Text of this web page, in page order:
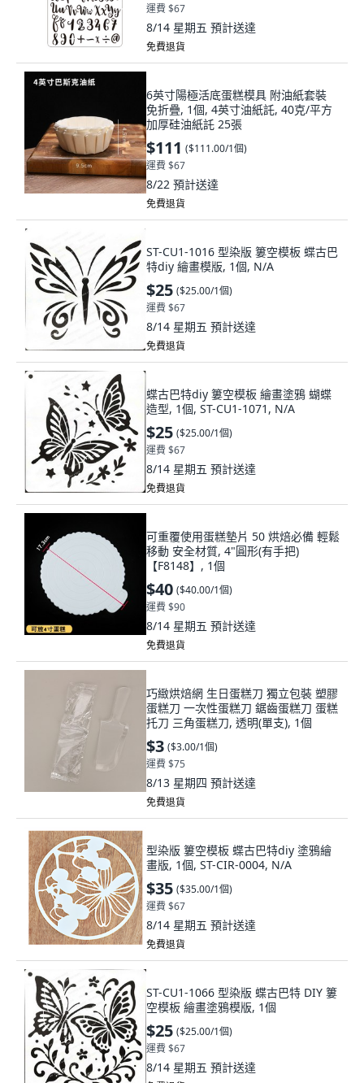
運費 $67
8/14 星期五 預計送達
免費退貨
6英寸陽極活底蛋糕模具 附油紙套裝
免折疊, 1個, 4英寸油紙託, 40克/平方
加厚硅油紙託 25張
$111 ($111.00/1個)
運費 $67
8/22 預計送達
免費退貨
ST-CU1-1016 型染版 簍空模板 蝶古巴
特diy 繪畫模版, 1個, N/A
$25 ($25.00/1個)
運費 $67
8/14 星期五 預計送達
免費退貨
蝶古巴特diy 簍空模板 繪畫塗鴉 蝴蝶
造型, 1個, ST-CU1-1071, N/A
$25 ($25.00/1個)
運費 $67
8/14 星期五 預計送達
免費退貨
可重覆使用蛋糕墊片 50 烘焙必備 輕鬆
移動 安全材質, 4"圓形(有手把)
【F8148】, 1個
$40 ($40.00/1個)
運費 $90
8/14 星期五 預計送達
免費退貨
巧緻烘焙網 生日蛋糕刀 獨立包裝 塑膠
蛋糕刀 一次性蛋糕刀 鋸齒蛋糕刀 蛋糕
托刀 三角蛋糕刀, 透明(單支), 1個
$3 ($3.00/1個)
運費 $75
8/13 星期四 預計送達
免費退貨
型染版 簍空模板 蝶古巴特diy 塗鴉繪
畫版, 1個, ST-CIR-0004, N/A
$35 ($35.00/1個)
運費 $67
8/14 星期五 預計送達
免費退貨
ST-CU1-1066 型染版 蝶古巴特 DIY 簍
空模板 繪畫塗鴉模版, 1個
$25 ($25.00/1個)
運費 $67
8/14 星期五 預計送達